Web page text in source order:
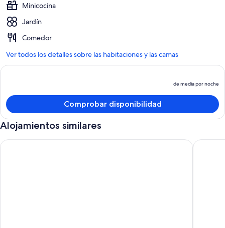
Minicocina
Jardín
Comedor
Ver todos los detalles sobre las habitaciones y las camas
El
de media por noche
Comprobar disponibilidad
Alojamientos similares
Gazebo Motor Inn - Habitación de motel limpia cerca del río